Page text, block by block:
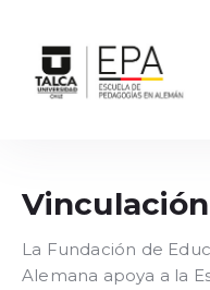
La Fundación de
Alemana apoya a la